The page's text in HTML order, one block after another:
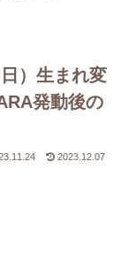
）生まれ変
発動後の
2023.12.07